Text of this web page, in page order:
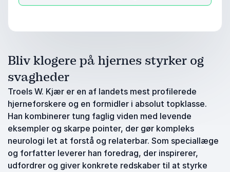
Bliv klogere på hjernes styrker og
svagheder
Troels W. Kjær er en af landets mest profilerede
hjerneforskere og en formidler i absolut topklasse.
Han kombinerer tung faglig viden med levende
eksempler og skarpe pointer, der gør kompleks
neurologi let at forstå og relaterbar. Som speciallæge
og forfatter leverer han foredrag, der inspirerer,
udfordrer og giver konkrete redskaber til at styrke